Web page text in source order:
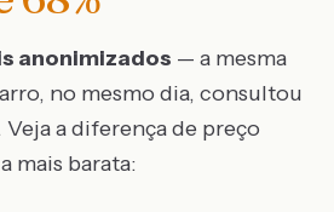
anonimizados — a mesma
no mesmo dia, consultou
Veja a diferença de preço
mais barata: